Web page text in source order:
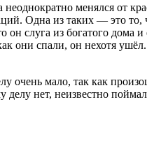
неоднократно менялся от
Одна из таких — это
слуга из богатого дома
они спали, он нехотя
очень мало, так как
нет, неизвестно